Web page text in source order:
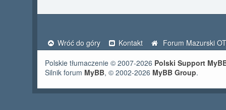
Wróć do góry Kontakt
Forum Mazurski
Polskie tłumaczenie © 2007-2026 Polski Support
Silnik forum MyBB, © 2002-2026 MyBB Group.